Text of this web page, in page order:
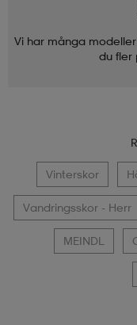
Vi har många
du fler
Vinterskor
Vandringsskor - Herr
MEINDL